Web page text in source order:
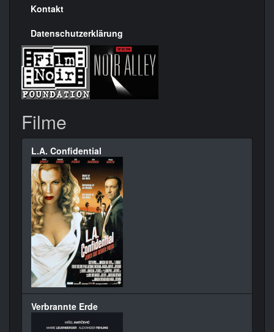
Kontakt
Datenschutzerklärung
Filme
L.A. Confidential
Verbrannte Erde